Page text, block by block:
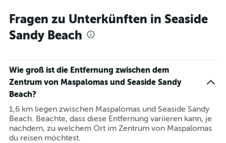
Fragen zu Unterkünften in Seaside
Sandy Beach
Wie groß ist die Entfernung zwischen dem
Zentrum von Maspalomas und Seaside Sandy
Beach?
1,6 km liegen zwischen Maspalomas und Seaside Sandy
Beach. Beachte, dass diese Entfernung variieren kann, je
nachdem, zu welchem Ort im Zentrum von Maspalomas
du reisen möchtest.